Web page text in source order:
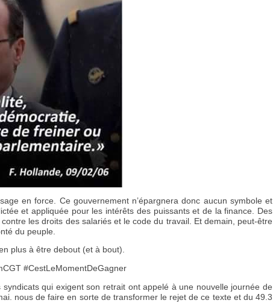
en force. Ce gouvernement n’épargnera donc aucun symbole et
et appliquée pour les intérêts des puissants et de la finance. Des
les droits des salariés et le code du travail. Et demain, peut-être
du peuple.
plus à être debout (et à bout).
#CestLeMomentDeGagner
qui exigent son retrait ont appelé à une nouvelle journée de
nous de faire en sorte de transformer le rejet de ce texte et du 49.3